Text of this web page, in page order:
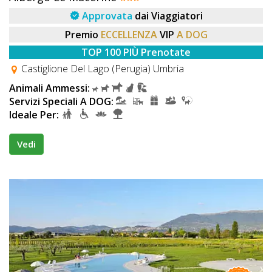
Approvata dai Viaggiatori
Premio ECCELLENZA VIP A DOG
TOP 100 PIÙ Prenotate
Castiglione Del Lago (Perugia) Umbria
Animali Ammessi:
Servizi Speciali A DOG:
Ideale Per:
Vedi